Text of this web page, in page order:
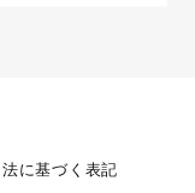
に基づく表記